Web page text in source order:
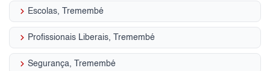
keyboard_arrow_right Escolas, Tremembé
keyboard_arrow_right Profissionais Liberais, Tremembé
keyboard_arrow_right Segurança, Tremembé